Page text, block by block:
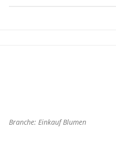
Branche: Einkauf Blumen